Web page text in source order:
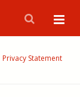
Privacy Statement